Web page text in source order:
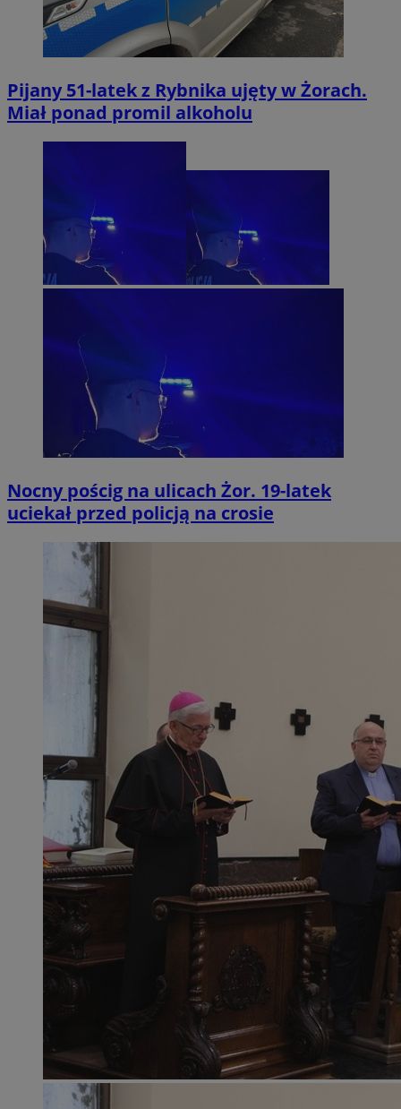
Pijany 51-latek z Rybnika ujęty w Żorach.
Miał ponad promil alkoholu
Nocny pościg na ulicach Żor. 19-latek
uciekał przed policją na crosie